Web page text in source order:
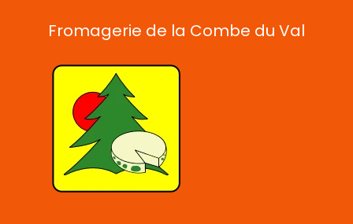
Fromagerie de la Combe du Val